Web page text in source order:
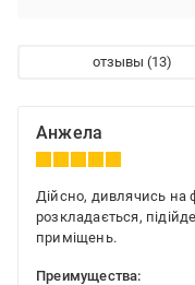
отзывы
Анжела
Дійсно, дивлячись на
розкладається,
приміщень.
Преимущества: